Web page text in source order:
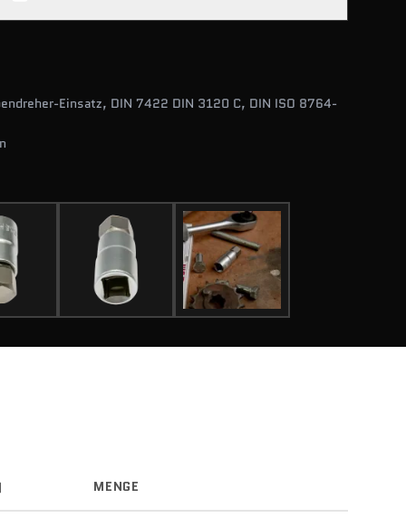
Einsatz, DIN 7422 DIN 3120 C, DIN ISO 8764-
MENGE